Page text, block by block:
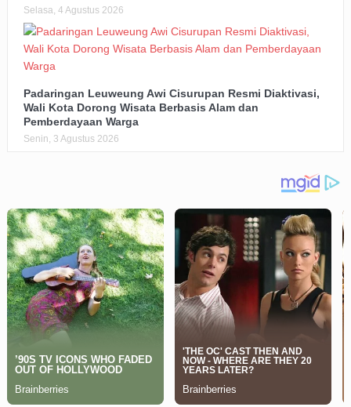
Selasa, 4 Agustus 2026
Padaringan Leuweung Awi Cisurupan Resmi Diaktivasi,
Wali Kota Dorong Wisata Berbasis Alam dan
Pemberdayaan Warga
Senin, 3 Agustus 2026